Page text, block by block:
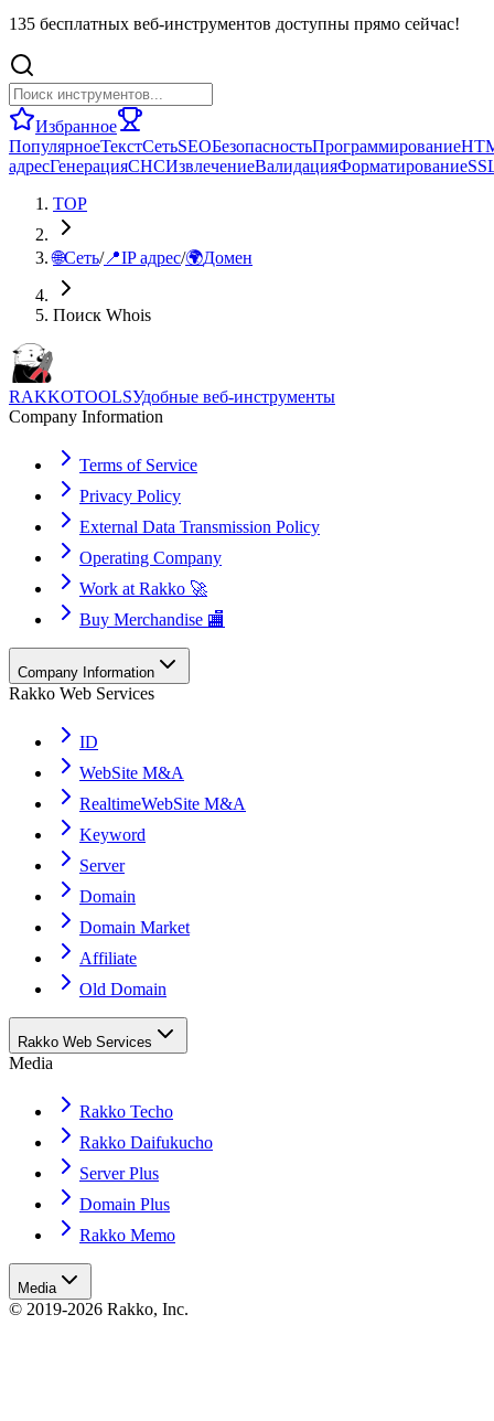
135 бесплатных веб-инструментов доступны прямо сейчас!
Избранное
ПопулярноеТекстСетьSEOБезопасностьПрограммирование
адресГенерацияСНСИзвлечениеВалидацияФорматирование
TOP
🌐Сеть/📍IP адрес/🌍Домен
Поиск Whois
RAKKOTOOLSУдобные веб-инструменты
Company Information
Terms of Service
Privacy Policy
External Data Transmission Policy
Operating Company
Work at Rakko 🚀
Buy Merchandise 🏬
Company Information
Rakko Web Services
ID
WebSite M&A
RealtimeWebSite M&A
Keyword
Server
Domain
Domain Market
Affiliate
Old Domain
Rakko Web Services
Media
Rakko Techo
Rakko Daifukucho
Server Plus
Domain Plus
Rakko Memo
Media
© 2019-2026 Rakko, Inc.